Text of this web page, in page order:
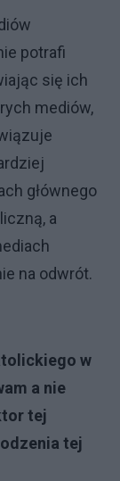
potrafi
się ich
mediów,
głównego
a
na odwrót.
w
a nie
tej
tej